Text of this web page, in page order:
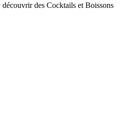
des Cocktails et Boissons